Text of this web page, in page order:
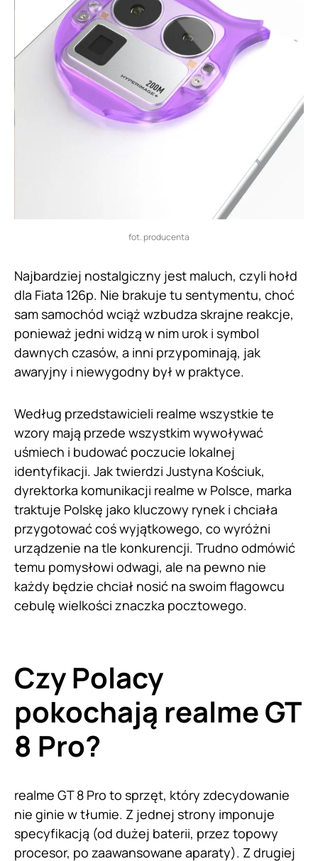
fot. producenta
Najbardziej nostalgiczny jest maluch, czyli hołd
dla Fiata 126p. Nie brakuje tu sentymentu, choć
sam samochód wciąż wzbudza skrajne reakcje,
ponieważ jedni widzą w nim urok i symbol
dawnych czasów, a inni przypominają, jak
awaryjny i niewygodny był w praktyce.
Według przedstawicieli realme wszystkie te
wzory mają przede wszystkim wywoływać
uśmiech i budować poczucie lokalnej
identyfikacji. Jak twierdzi Justyna Kościuk,
dyrektorka komunikacji realme w Polsce, marka
traktuje Polskę jako kluczowy rynek i chciała
przygotować coś wyjątkowego, co wyróżni
urządzenie na tle konkurencji. Trudno odmówić
temu pomysłowi odwagi, ale na pewno nie
każdy będzie chciał nosić na swoim flagowcu
cebulę wielkości znaczka pocztowego.
Czy Polacy
pokochają realme GT
8 Pro?
realme GT 8 Pro to sprzęt, który zdecydowanie
nie ginie w tłumie. Z jednej strony imponuje
specyfikacją (od dużej baterii, przez topowy
procesor, po zaawansowane aparaty). Z drugiej